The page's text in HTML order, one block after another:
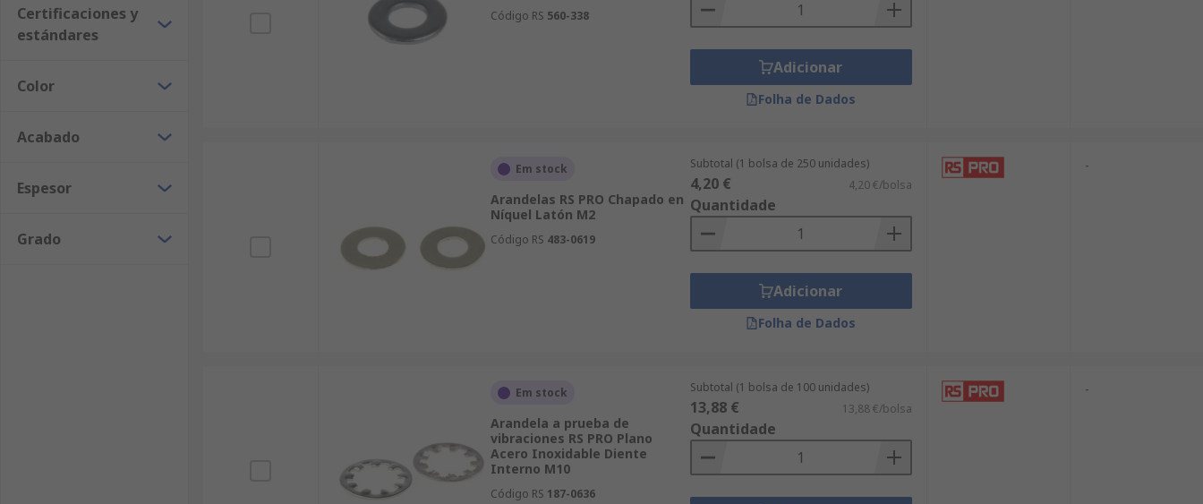
Certificaciones y
estándares
Color
Acabado
Espesor
Grado
Código RS 560-338
Adicionar
Folha de Dados
Em stock
Arandelas RS PRO Chapado en
Níquel Latón M2
Código RS 483-0619
Subtotal (1 bolsa de 250 unidades)
4,20 € 4,20 €/bolsa
Quantidade
Adicionar
Folha de Dados
-
Em stock
Arandela a prueba de
vibraciones RS PRO Plano
Acero Inoxidable Diente
Interno M10
Código RS 187-0636
Subtotal (1 bolsa de 100 unidades)
13,88 € 13,88 €/bolsa
Quantidade
-